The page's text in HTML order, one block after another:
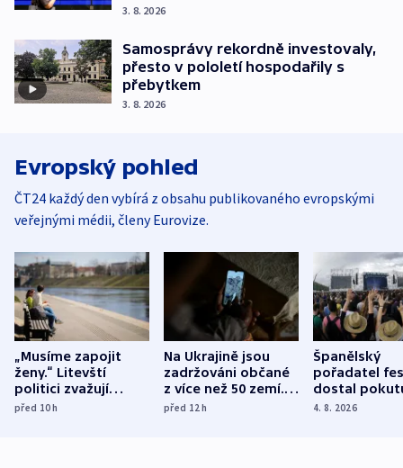
3. 8. 2026
Samosprávy rekordně investovaly,
přesto v pololetí hospodařily s
přebytkem
3. 8. 2026
Evropský pohled
ČT24 každý den vybírá z obsahu publikovaného evropskými
veřejnými médii, členy Eurovize.
„Musíme zapojit
ženy.“ Litevští
politici zvažují
dohodu o
před 10h
Na Ukrajině jsou
zadržováni občané
z více než 50 zemí.
Bojovali na straně
před 12h
Španělský
pořadatel
dostal
nekalé
4. 8. 2026